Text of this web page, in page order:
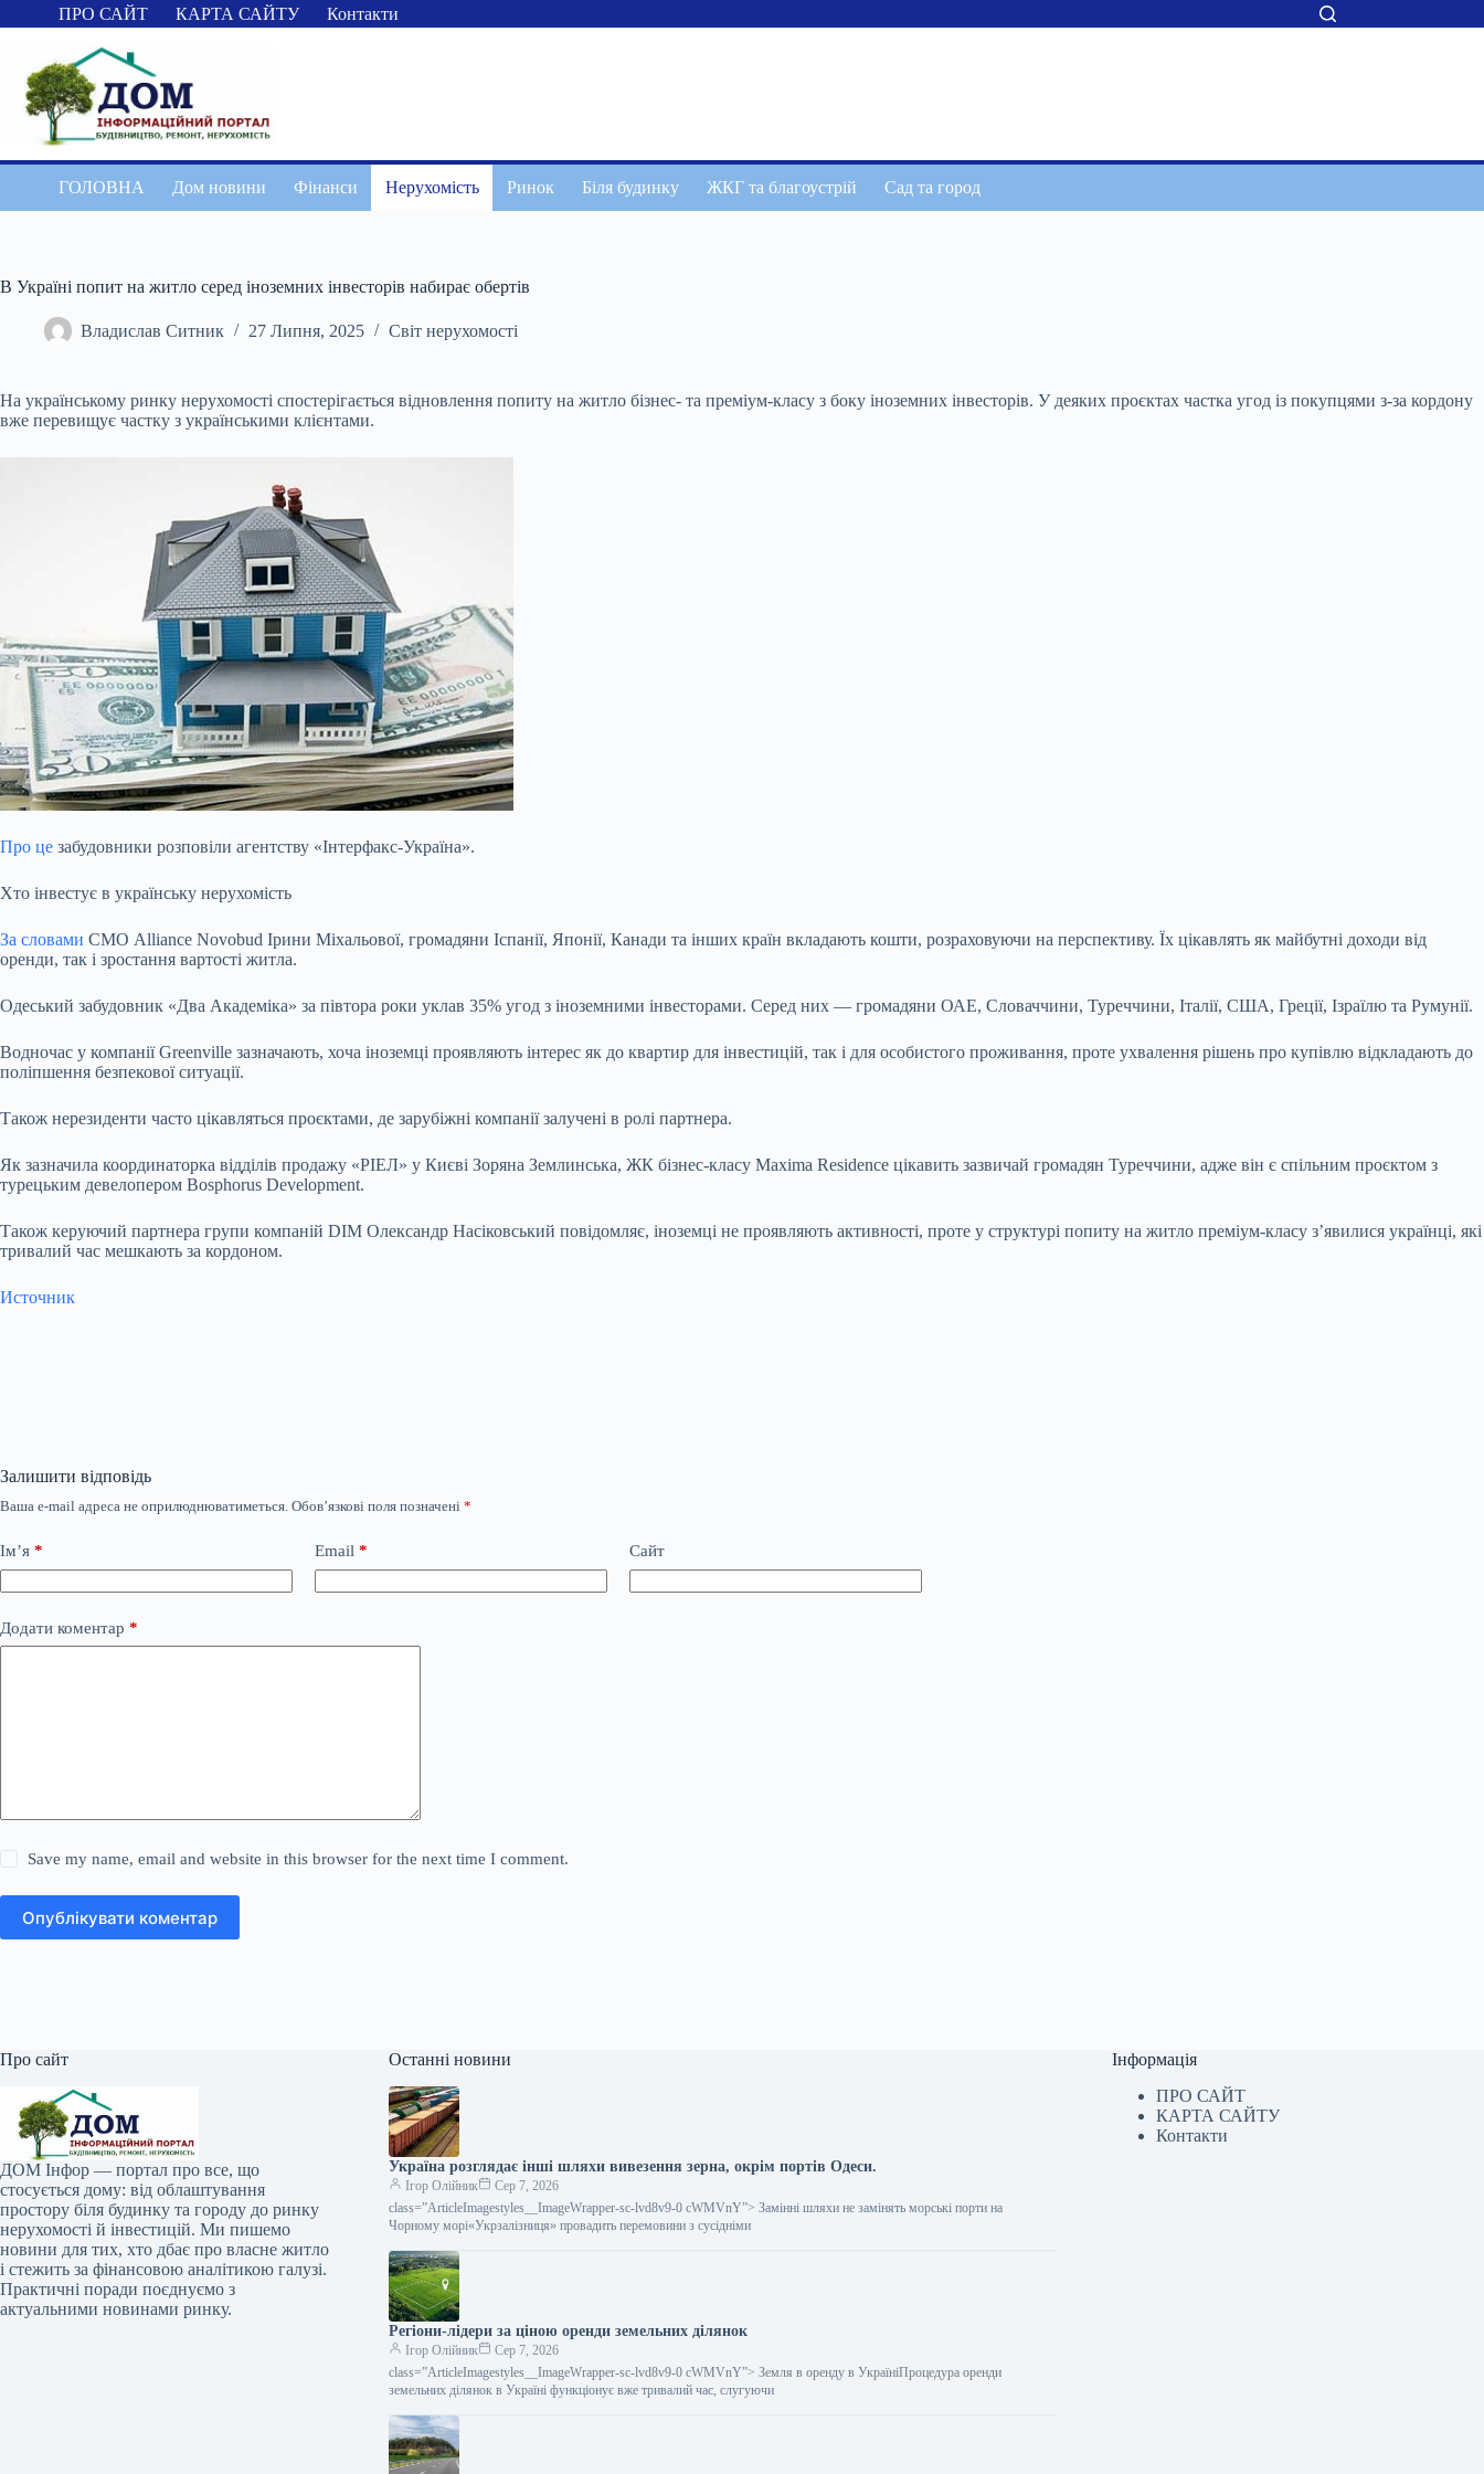
Перейти
до
ПРО САЙТ КАРТА САЙТУ Контакти
ГОЛОВНА Дом новини Фінанси Нерухомість Ринок Біля будинку ЖКГ та благоустрій Сад та город
В Україні попит на житло серед іноземних інвесторів набирає обертів
Владислав Ситник 27 Липня, 2025 Світ нерухомості
На українському ринку нерухомості спостерігається відновлення попиту на житло бізнес- та преміум-класу з боку іноземних інвесторів. У деяких проєктах частка угод із покупцями з-за кордону
вже перевищує частку з українськими клієнтами.
Про це забудовники розповіли агентству «Інтерфакс-Україна».
Хто інвестує в українську нерухомість
За словами СМО Alliance Novobud Ірини Міхальової, громадяни Іспанії, Японії, Канади та інших країн вкладають кошти, розраховуючи на перспективу. Їх цікавлять як майбутні доходи від
оренди, так і зростання вартості житла.
Одеський забудовник «Два Академіка» за півтора роки уклав 35% угод з іноземними інвесторами. Серед них — громадяни ОАЕ, Словаччини, Туреччини, Італії, США, Греції, Ізраїлю та Румунії.
Водночас у компанії Greenville зазначають, хоча іноземці проявляють інтерес як до квартир для інвестицій, так і для особистого проживання, проте ухвалення рішень про купівлю відкладають до
поліпшення безпекової ситуації.
Також нерезиденти часто цікавляться проєктами, де зарубіжні компанії залучені в ролі партнера.
Як зазначила координаторка відділів продажу «РІЕЛ» у Києві Зоряна Землинська, ЖК бізнес-класу Maxima Residence цікавить зазвичай громадян Туреччини, адже він є спільним проєктом з
турецьким девелопером Bosphorus Development.
Також керуючий партнера групи компаній DIM Олександр Насіковський повідомляє, іноземці не проявляють активності, проте у структурі попиту на житло преміум-класу з’явилися українці, які
тривалий час мешкають за кордоном.
Источник
Залишити відповідь
Ваша e-mail адреса не оприлюднюватиметься. Обов’язкові поля позначені *
Ім’я * Email * Сайт
Додати коментар *
Save my name, email and website in this browser for the next time I comment.
Опублікувати коментар
Про сайт
ДОМ Інфор — портал про все, що
стосується дому: від облаштування
простору біля будинку та городу до ринку
нерухомості й інвестицій. Ми пишемо
новини для тих, хто дбає про власне житло
і стежить за фінансовою аналітикою галузі.
Практичні поради поєднуємо з
актуальними новинами ринку.
Останні новини
Україна розглядає інші шляхи вивезення зерна, окрім портів Одеси.
Ігор Олійник
Сер 7, 2026
class=”ArticleImagestyles__ImageWrapper-sc-lvd8v9-0 cWMVnY”> Замінні шляхи не замінять морські порти на
Чорному морі«Укрзалізниця» провадить перемовини з сусідніми
Регіони-лідери за ціною оренди земельних ділянок
Ігор Олійник
Сер 7, 2026
class=”ArticleImagestyles__ImageWrapper-sc-lvd8v9-0 cWMVnY”> Земля в оренду в УкраїніПроцедура оренди
земельних ділянок в Україні функціонує вже тривалий час, слугуючи
Інформація
ПРО САЙТ
КАРТА САЙТУ
Контакти